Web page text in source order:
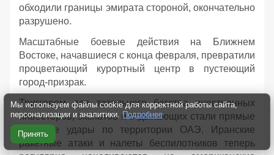
обходили границы эмирата стороной, окончательно
разрушено.
Масштабные боевые действия на Ближнем
Востоке, начавшиеся с конца февраля, превратили
процветающий курортный центр в пустеющий
город-призрак.
Триггером для тотального бегства иностранных
инвесторов, экспатов и отдыхающих стали прямые
военные удары по территории ОАЭ. Иранские
ракетные атаки и налеты беспилотников теперь
Мы используем файлы cookie для корректной работы сайта,
персонализации и аналитики. Подробнее
Принять